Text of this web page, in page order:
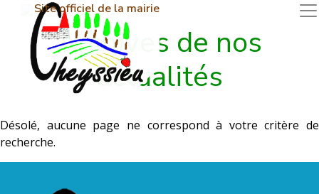
Site officiel de la mairie
Archives de nos
actualités
Désolé, aucune page ne correspond à votre critère de
recherche.